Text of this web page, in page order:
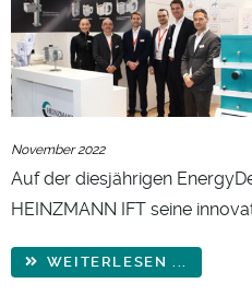
November 2022
Auf der diesjährigen
HEINZMANN IFT seine
WEITERLESEN ...